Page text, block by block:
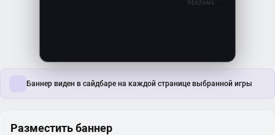
Разместить баннер
РЕКЛАМА
Баннер виден в сайдбаре на каждой странице выбранной игры